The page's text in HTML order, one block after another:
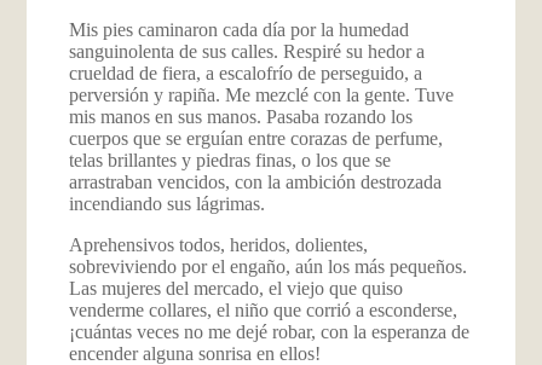
Mis pies caminaron cada día por la humedad
sanguinolenta de sus calles. Respiré su hedor a
crueldad de fiera, a escalofrío de perseguido, a
perversión y rapiña. Me mezclé con la gente. Tuve
mis manos en sus manos. Pasaba rozando los
cuerpos que se erguían entre corazas de perfume,
telas brillantes y piedras finas, o los que se
arrastraban vencidos, con la ambición destrozada
incendiando sus lágrimas.
Aprehensivos todos, heridos, dolientes,
sobreviviendo por el engaño, aún los más pequeños.
Las mujeres del mercado, el viejo que quiso
venderme collares, el niño que corrió a esconderse,
¡cuántas veces no me dejé robar, con la esperanza de
encender alguna sonrisa en ellos!